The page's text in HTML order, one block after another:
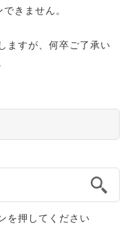
きません。
ますが、何卒ご了承い
を押してください